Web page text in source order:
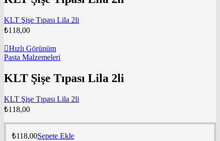
KLT Şişe Tıpası Lila 2li
₺118,00
Hızlı Görünüm
Pasta Malzemeleri
KLT Şişe Tıpası Lila 2li
KLT Şişe Tıpası Lila 2li
₺118,00
₺118,00Sepete Ekle